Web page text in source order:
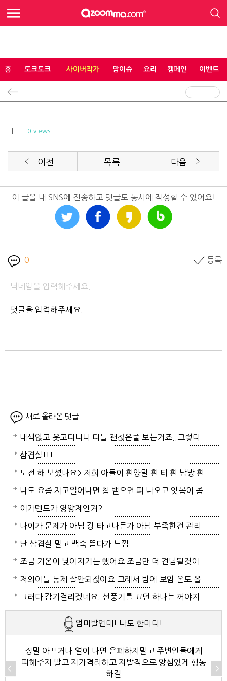
홈 토크토크 사이버작가 맘이슈 요리 캠페인 이벤트
0 views
이전 목록 다음
이 글을 내 SNS에 전송하고 댓글도 동시에 작성할 수 있어요!
0 등록
새로 올라온 댓글
내색않고 웃고다니니 다들 괜찮은줄 보는거죠..그렇다
고 우중충한 얼굴로 매일 다닐수도 없는 노릇이고 사람
들마다 다 내 사정을 설명하기도 그럴거고 ..힘드실거
압니다. 그래도 참 그 자리서 꿋꿋하게 가정돌보고 여러
일 하고 사는거보면 대단하세요. 저같음 벌써 지쳐서 나
가떨어질일이죠. 가족들로인해 세번다님은 너무 힘든
케이스죠..ㅠ 스트레스 관리 잘하시고 그러세요..오늘은
좀 덜 덥네요.
삼겹살!!!
도전 해 보셨나요> 저희 아들이 흰양말 흰 티 흰 남방 흰
색을 주로 입는데 누래지고 사서 한해 입으면 다음해 입
기가 힘든 옷들이 있어요. 위에방법 괜찮은지 알고 싶어
요~~
나도 요즘 자고일어나면 침 뱉으면 피 나오고 잇몸이 좀
부어있는듯
이가덴트가 영양제인겨?
나이가 문제가 아님 걍 타고나든가 아님 부족한건 관리
하든가임
난 삼겹살 말고 백숙 뜯다가 느낌
조금 기온이 낮아지기는 했어요 조금만 더 견딤될것이
고 동해쪽은 비가왔더고 하더니 동해쪽 사시나 보네요
테픙이 지나가면서 동해는 비를 뿌려주고 그영향으로
서울도 조금 기온이 낮아졌어요 피곤할때는 쉬셔요 라
면도 댕길때는 드셔도 됩니다 주구장창 라면으로 끼니
떼우는것 아님 가끔은 괜찮습니다
저의아들 통제 잘안되잖아요 그래서 밤에 보임 온도 올
려놓고 그러고 있는데 그러니 여름감기도 잘걸리기도
합니다 솔직히 전 자식둘다 날 힘들게 하는편이죠 그나
마 내색않고 잘 견딜려고해도 힘들때는 넘우울해요 그
런데도 사람들은 넘 이기적이죠 내가 웃고다닌다고 다
너무 괜찮은지 아는가봐요 그렇다고 모든사람을 다끊어
그러다 감기걸리겠네요. 선풍기를 끄던 하나는 꺼야지
요. 여름철 실내 적정온도가 26로 알고있는데 너무 낮
게 설정해놓고 사네요. 전기세도 많이나오겠네요.
엄마발언대! 나도 한마디!
정말 아프거나 열이 나면 은폐하지말고 주변인들에게
피해주지 말고 자가격리하고 자발적으로 양심있게 행동
하길